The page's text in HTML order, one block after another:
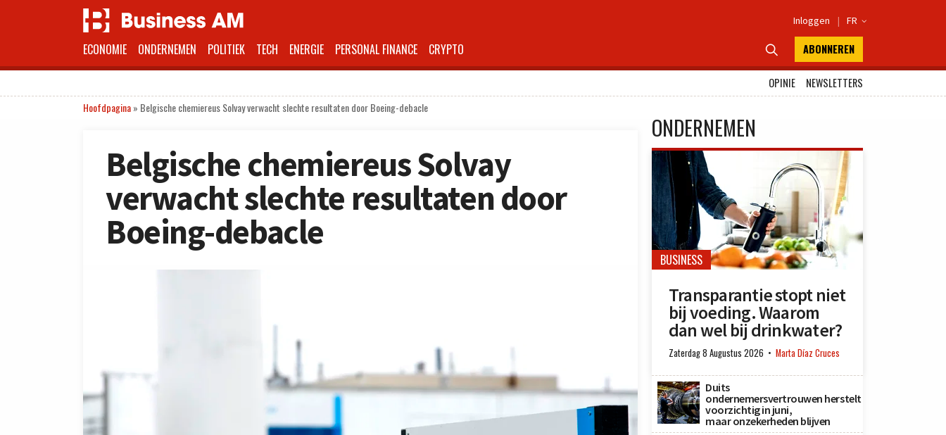
Inloggen | FR 
ECONOMIE ONDERNEMEN POLITIEK TECH ENERGIE PERSONAL FINANCE CRYPTO  ABONNEREN
OPINIE
NEWSLETTERS
Hoofdpagina» Belgische chemiereus Solvay verwacht slechte resultaten door Boeing-debacle
Belgische chemiereus Solvay
verwacht slechte resultaten door
Boeing-debacle
ONDERNEMEN
BUSINESS
Transparantie stopt niet
bij voeding. Waarom
dan wel bij drinkwater?
Zaterdag 8 Augustus 2026 Marta Díaz Cruces
Duits
ondernemersvertrouwen herstelt
voorzichtig in juni,
maar onzekerheden blijven